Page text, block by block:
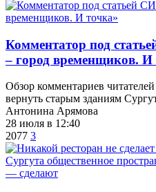
​Комментатор под
– город временщиков. И
Обзор комментариев
вернуть старым зданиям
Антонина Арямова
28 июля в 12:40
2077 3